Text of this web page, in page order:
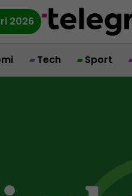
2026
Tech Sport